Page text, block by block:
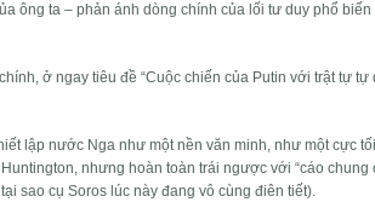
ông ta – phản ánh dòng chính của lối tư duy phổ
ở ngay tiêu đề “Cuộc chiến của Putin với trật tự tự
lập nước Nga như một nền văn minh, như một cực
nhưng hoàn toàn trái ngược với “cáo chung
sao cụ Soros lúc này đang vô cùng điên tiết).